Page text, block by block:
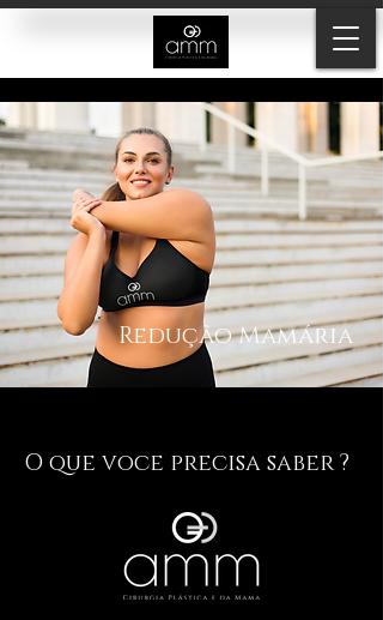
Redução Mamária
O que voce precisa saber ?